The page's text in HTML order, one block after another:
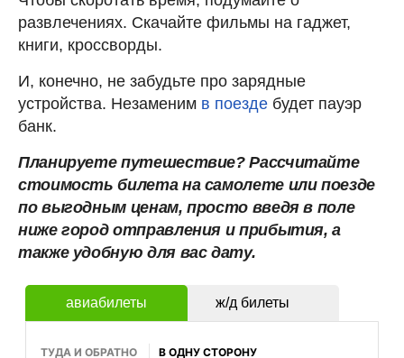
развлечениях. Скачайте фильмы на гаджет,
книги, кроссворды.
И, конечно, не забудьте про зарядные
устройства. Незаменим в поезде будет пауэр
банк.
Планируете путешествие? Рассчитайте
стоимость билета на самолете или поезде
по выгодным ценам, просто введя в поле
ниже город отправления и прибытия, а
также удобную для вас дату.